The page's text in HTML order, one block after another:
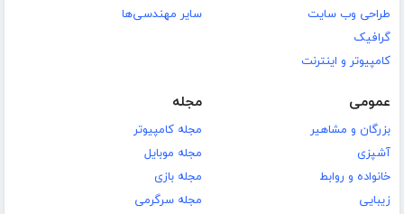
طراحی وب سایت
گرافیک
کامپیوتر و اینترنت
سایر مهندسی‌ها
عمومی
بزرگان و مشاهیر
آشپزی
خانواده و روابط
زیبایی
مجله
مجله کامپیوتر
مجله موبایل
مجله بازی
مجله سرگرمی